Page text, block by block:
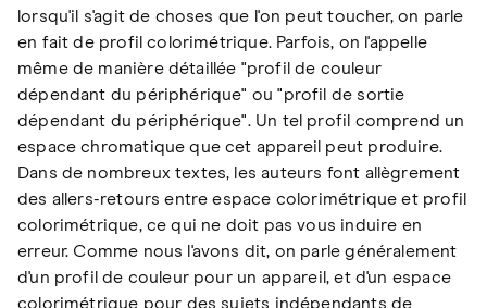
lorsqu'il s'agit de choses que l'on peut toucher, on parle
en fait de profil colorimétrique. Parfois, on l'appelle
même de manière détaillée "profil de couleur
dépendant du périphérique" ou "profil de sortie
dépendant du périphérique". Un tel profil comprend un
espace chromatique que cet appareil peut produire.
Dans de nombreux textes, les auteurs font allègrement
des allers-retours entre espace colorimétrique et profil
colorimétrique, ce qui ne doit pas vous induire en
erreur. Comme nous l'avons dit, on parle généralement
d'un profil de couleur pour un appareil, et d'un espace
colorimétrique pour des sujets indépendants de